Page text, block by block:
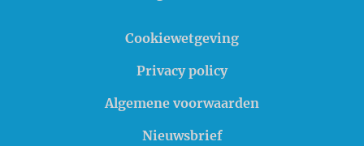
Cookiewetgeving
Privacy policy
Algemene voorwaarden
Nieuwsbrief